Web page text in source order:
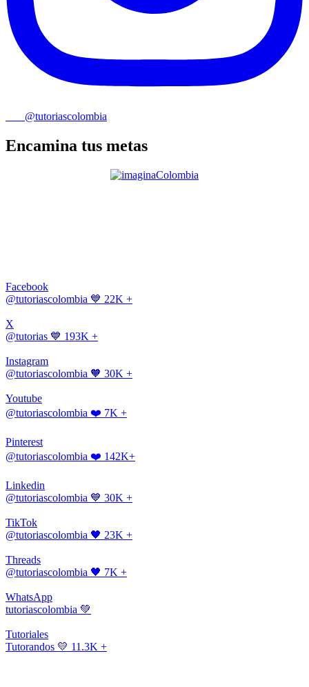
@tutoriascolombia
Encamina tus metas
Facebook
@tutoriascolombia 💙 22K +
X
@tutorias 💙 193K +
Instagram
@tutoriascolombia 🧡 30K +
Youtube
@tutoriascolombia ❤️ 7K +
Pinterest
@tutoriascolombia ❤️ 142K+
Linkedin
@tutoriascolombia 💙 30K +
TikTok
@tutoriascolombia 🖤 23K +
Threads
@tutoriascolombia 🖤 7K +
WhatsApp
tutoriascolombia 💚
Tutoriales
Tutorandos 💛 11.3K +